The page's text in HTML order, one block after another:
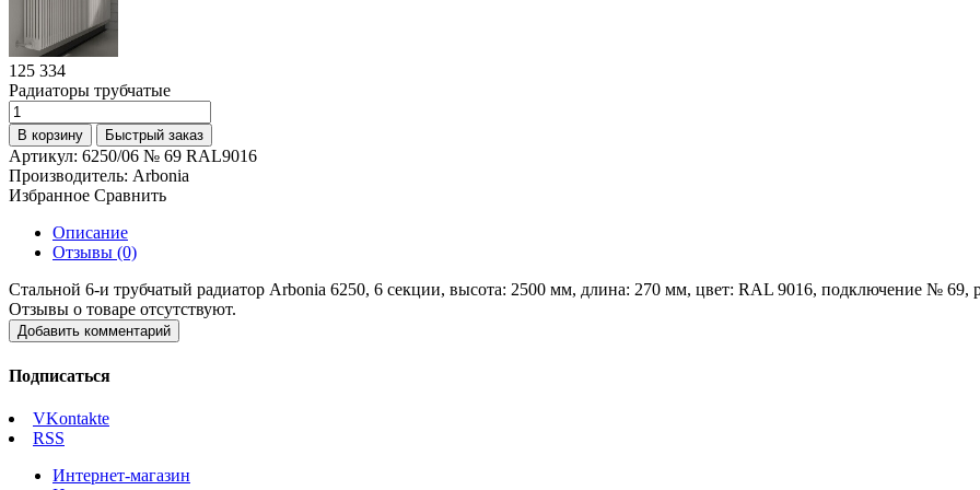
125 334
Радиаторы трубчатые
В корзину Быстрый заказ
Артикул: 6250/06 № 69 RAL9016
Производитель: Arbonia
Избранное Сравнить
Описание
Отзывы (0)
Стальной 6-и трубчатый радиатор Arbonia 6250, 6 секции, высота: 2500 мм, длина: 270 мм, цвет: RAL 9016, подключение № 69,
Отзывы о товаре отсутствуют.
Добавить комментарий
Подписаться
VKontakte
RSS
Интернет-магазин